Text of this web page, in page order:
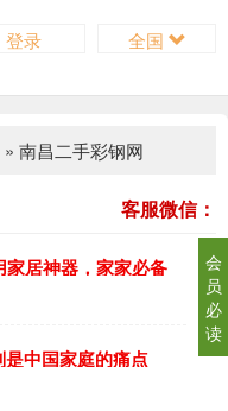
全国
登录
» 南昌二手彩钢网
客服微信：
家居神器，家家必备
中国家庭的痛点
会
员
必
读